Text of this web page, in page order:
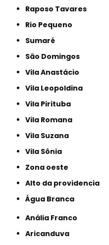
Raposo Tavares
Rio Pequeno
Sumaré
São Domingos
Vila Anastácio
Vila Leopoldina
Vila Pirituba
Vila Romana
Vila Suzana
Vila Sônia
Zona oeste
alto da providencia
Água Branca
Anália Franco
Aricanduva